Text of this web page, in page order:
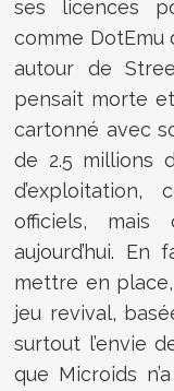
ses licences
comme DotEmu
autour de
pensait morte
cartonné avec
de 2.5 millions
officiels,
aujourd’hui.
mettre en
jeu revival,
surtout l’envie
que Microids